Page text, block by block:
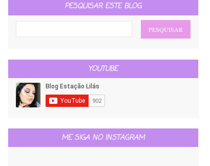
PESQUISAR ESTE BLOG
YOUTUBE
ME SIGA NO INSTAGRAM